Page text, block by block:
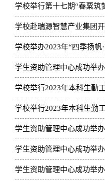
学校举行第十七期“春粟筑
学校赴瑞源智慧产业集团
学校举办2023年“四季扬
学生资助管理中心成功举
学校举行2023年本科生勤
学校举行2023年本科生勤
学生资助管理中心成功举
学生资助管理中心成功举
学生资助管理中心成功举